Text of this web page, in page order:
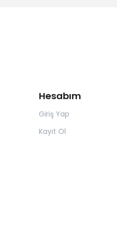
Hesabım
Giriş Yap
Kayıt Ol